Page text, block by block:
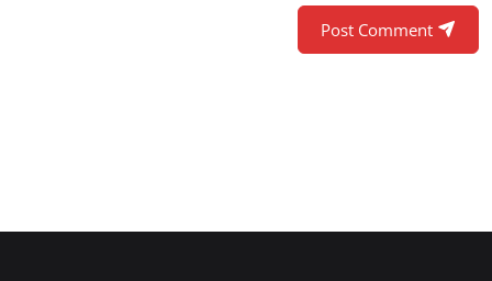
Post Comment